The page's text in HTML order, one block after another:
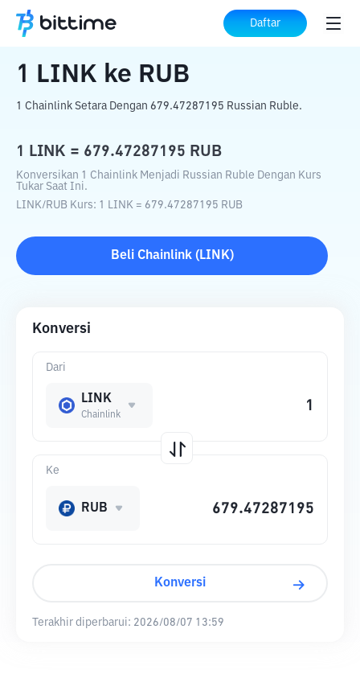
Daftar
Beranda Konverter Kripto ke RUB
1 LINK ke RUB
1 Chainlink Setara Dengan 679.47287195 Russian Ruble.
1 LINK = 679.47287195 RUB
Konversikan 1 Chainlink Menjadi Russian Ruble Dengan Kurs
Tukar Saat Ini.
LINK/RUB Kurs: 1 LINK = 679.47287195 RUB
Beli Chainlink( LINK)
Konversi
Dari
LINK
Chainlink
Ke
RUB
Konversi
Terakhir diperbarui: 2026/08/07 13:59